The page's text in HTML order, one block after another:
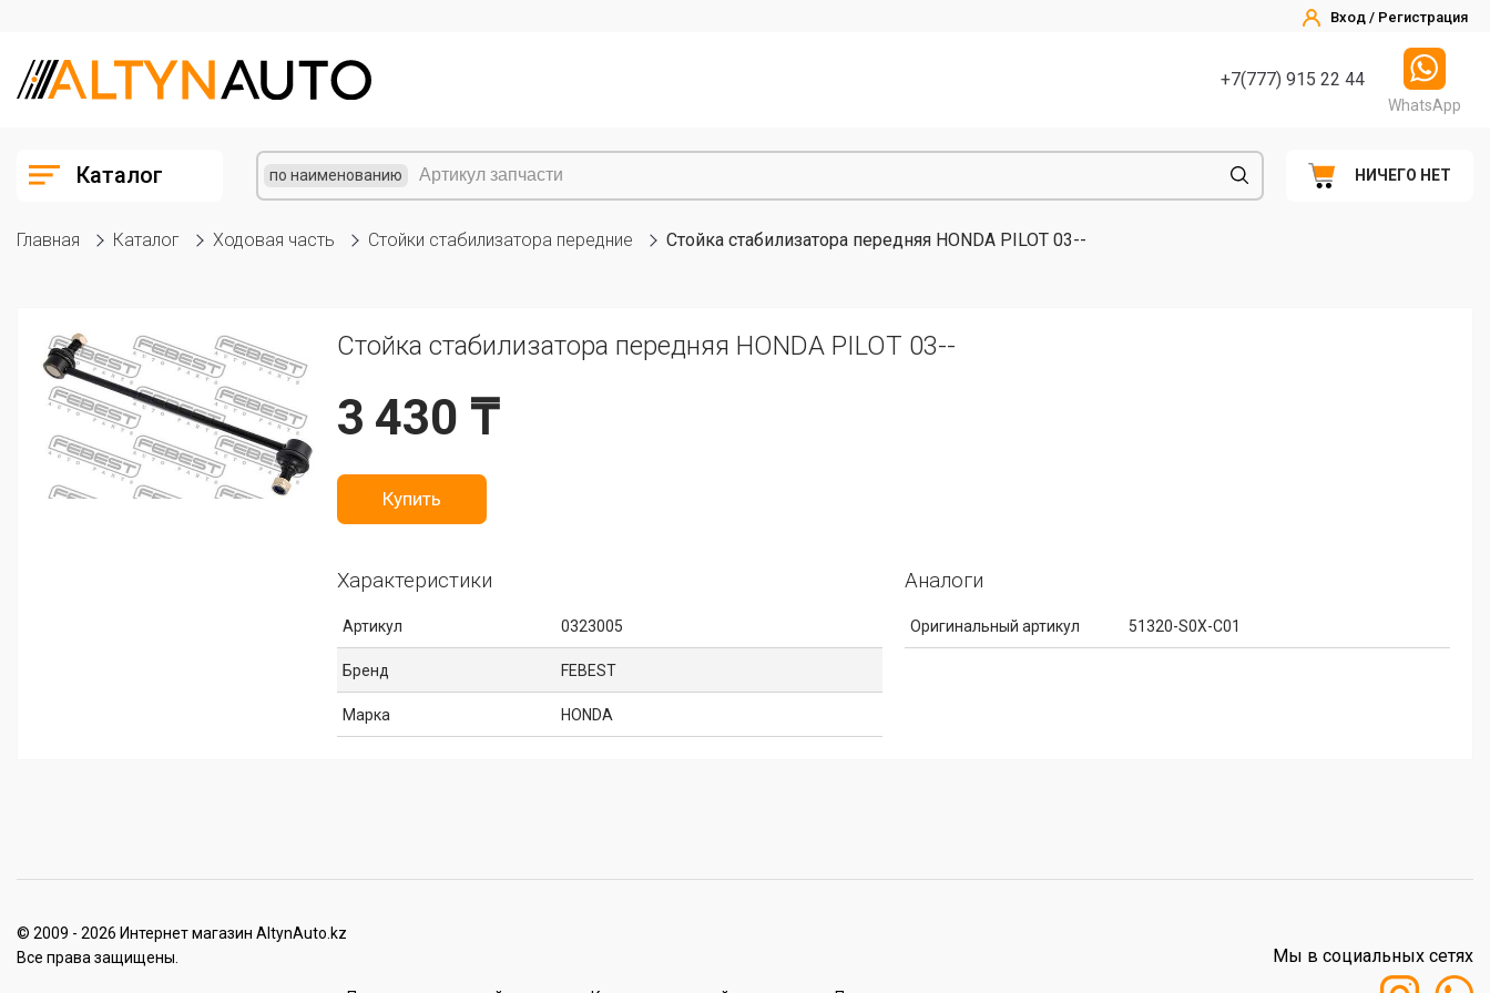
Вход / Регистрация
+7(777) 915 22 44
WhatsApp
Каталог по наименованию НИЧЕГО НЕТ
Главная Каталог Ходовая часть Стойки стабилизатора передние Стойка стабилизатора передняя HONDA PILOT 03--
Стойка стабилизатора передняя HONDA PILOT 03--
3 430 ₸
Купить
Характеристики
Артикул 0323005
Бренд FEBEST
Марка HONDA
Аналоги
Оригинальный артикул 51320-S0X-C01
© 2009 - 2026 Интернет магазин AltynAuto.kz
Все права защищены.
Мы в социальных сетях